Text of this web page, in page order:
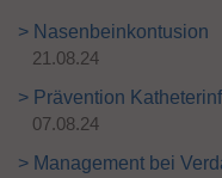
> Nasenbeinkontusion
21.08.24
> Prävention
07.08.24
> Management bei